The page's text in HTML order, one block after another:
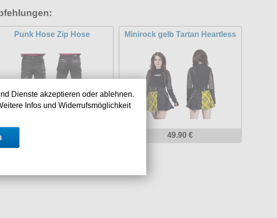
Punk Hose Zip Hose Minirock gelb Tartan Heartless
49.90 €
Dienste akzeptieren oder ablehnen.
Infos und Widerrufsmöglichkeit